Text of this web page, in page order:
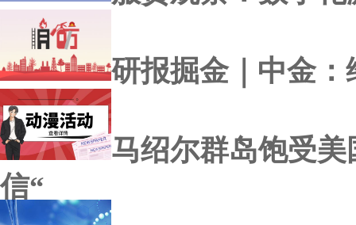
研报掘金｜中金
马绍尔群岛饱受
信“